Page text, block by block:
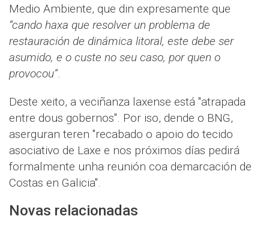
Medio Ambiente, que din expresamente que
“cando haxa que resolver un problema de
restauración de dinámica litoral, este debe ser
asumido, e o custe no seu caso, por quen o
provocou”.
Deste xeito, a veciñanza laxense está "atrapada
entre dous gobernos". Por iso, dende o BNG,
aserguran teren "recabado o apoio do tecido
asociativo de Laxe e nos próximos días pedirá
formalmente unha reunión coa demarcación de
Costas en Galicia".
Novas relacionadas